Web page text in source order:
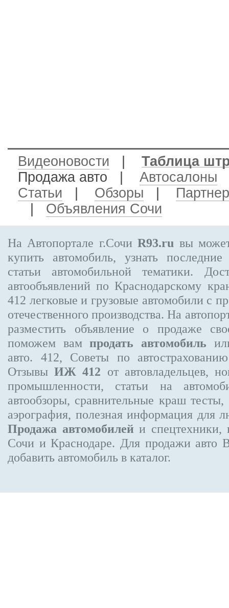
Видеоновости
Таблица
Продажа авто
Автосалоны
Статьи
Обзоры
Объявления Сочи
На Автопортале г.СочиR93.ru вы
купить автомобиль, узнать
статьи автомобильной тематики.
автообъявлений по Краснодарскому
412 легковые и грузовые автомобили с
отечественного производства. На
разместить объявление о продаже
поможем вампродать автомобиль
авто. 412, Советы по
ОтзывыИЖ 412 от автовладельцев,
промышленности, статьи на
автообзоры, сравнительные краш
аэрография, полезная информация для
Продажа автомобилей и спецтехники,
Сочи и Краснодаре. Для продажи авто
добавить автомобиль в каталог.